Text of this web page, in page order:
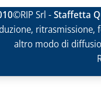
©RIP Srl -Staffetta
altro modo di